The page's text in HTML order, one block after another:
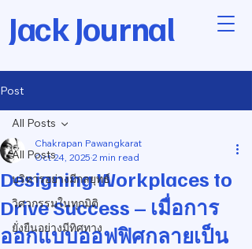
Jack Journal
Post
All Posts
บริหารอย่างมีกลยุทธ์
วิศวกรรมในทุกมิติ
ยั่งยืนอย่างมีทิศทาง
All Posts
Designing Workplaces to
Drive Success – เมื่อการ
ออกแบบออฟฟิศกลายเป็น
Chakrapan Pawangkarat
Oct 24, 2025 2 min read